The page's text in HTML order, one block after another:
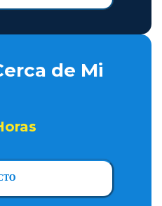
de Mi